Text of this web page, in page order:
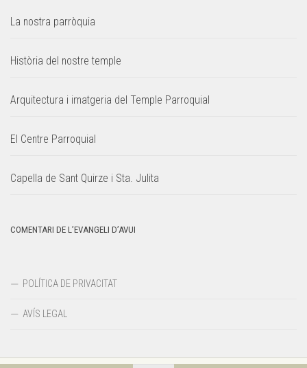
La nostra parròquia
Història del nostre temple
Arquitectura i imatgeria del Temple Parroquial
El Centre Parroquial
Capella de Sant Quirze i Sta. Julita
COMENTARI DE L’EVANGELI D’AVUI
POLÍTICA DE PRIVACITAT
AVÍS LEGAL